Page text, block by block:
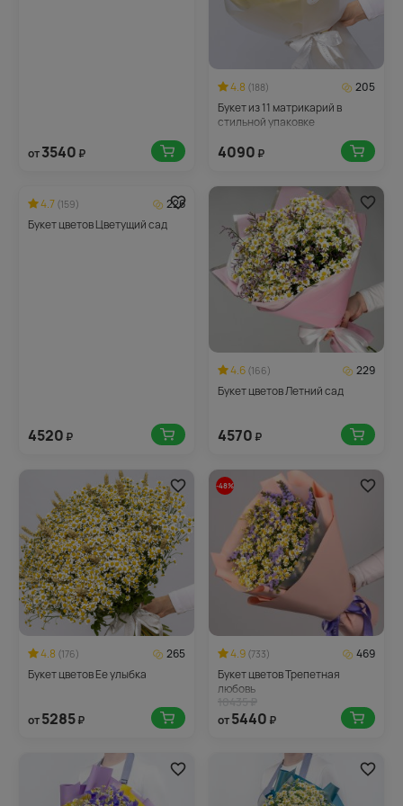
от3540 ₽
4.8 (188)
205
Букет из 11 матрикарий в
стильной упаковке
4090 ₽
4.7 (159)
226
Букет цветов Цветущий сад
4520 ₽
4.6 (166)
229
Букет цветов Летний сад
4570 ₽
4.8 (176)
265
Букет цветов Ее улыбка
от5285₽
-48%
4.9 (733)
469
Букет цветов Трепетная
любовь
от5440 ₽